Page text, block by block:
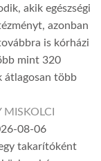
akik egészségi
azonban
is kórházi
mint 320
átlagosan több
MISKOLCI
08-06
takarítóként